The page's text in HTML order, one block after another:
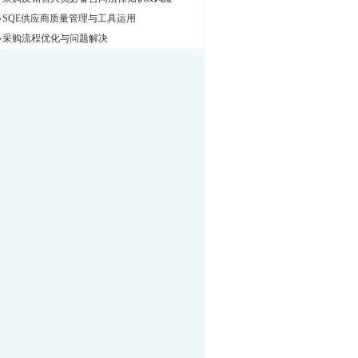
SQE供应商质量管理与工具运用
采购流程优化与问题解决